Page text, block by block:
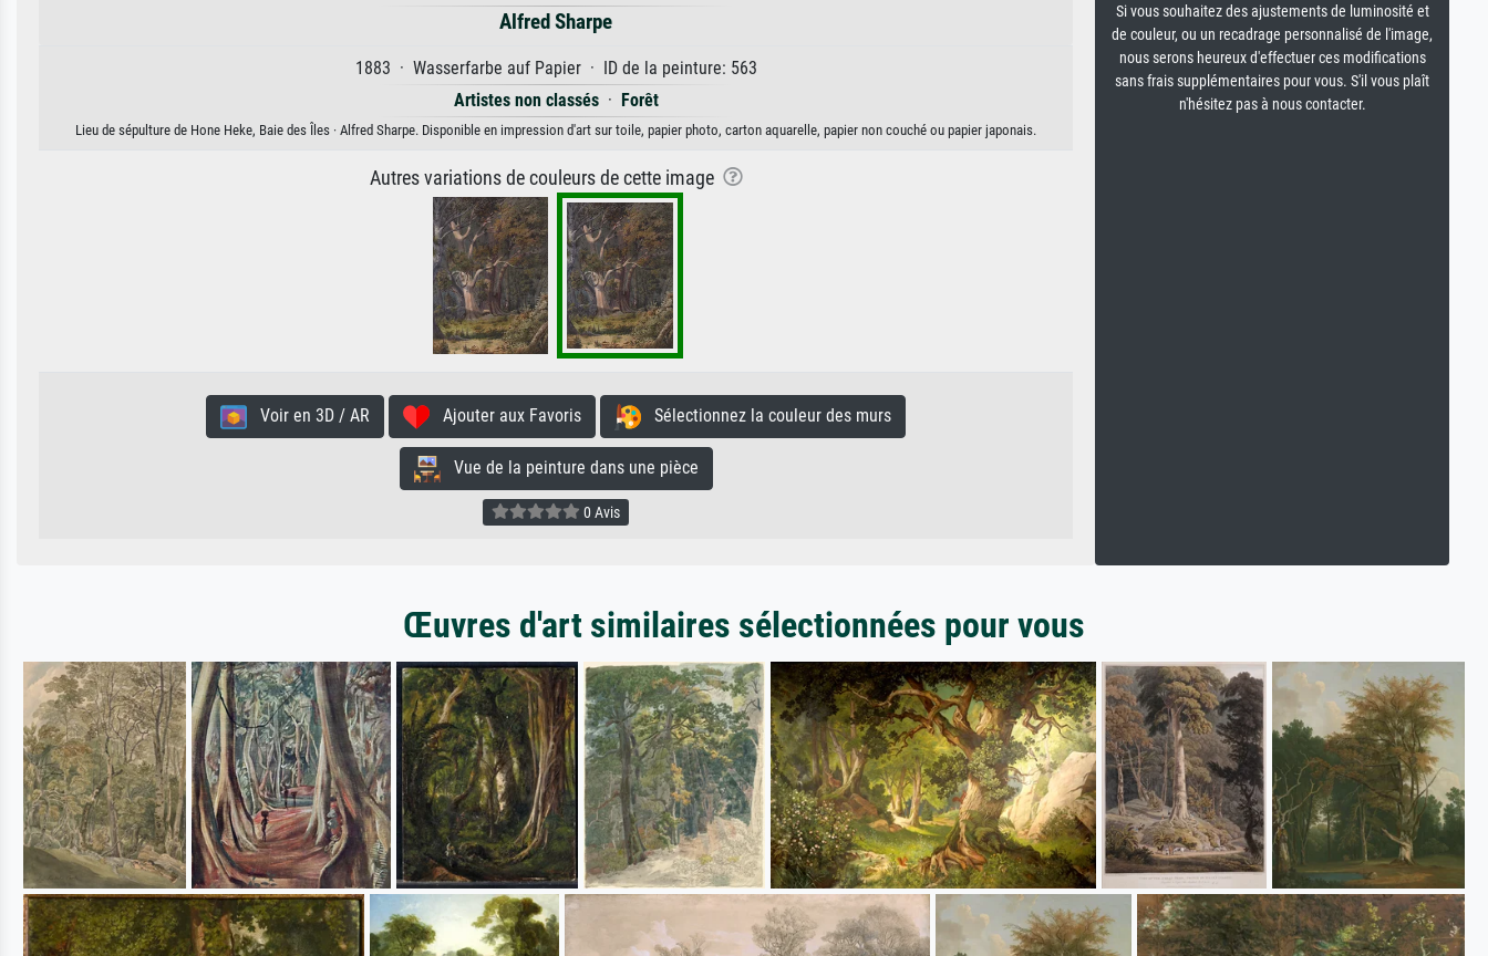
Alfred Sharpe
1883 · Wasserfarbe auf Papier · ID de la peinture: 563
Artistes non classés· Forêt
Lieu de sépulture de Hone Heke, Baie des Îles · Alfred Sharpe. Disponible en impression d'art sur toile, papier photo, carton aquarelle, papier non couché ou papier japonais.
Autres variations de couleurs de cette image
Voir en 3D / AR Ajouter aux Favoris Sélectionnez la couleur des murs
Vue de la peinture dans une pièce
0 Avis
Si vous souhaitez des ajustements de luminosité et
de couleur, ou un recadrage personnalisé de l'image,
nous serons heureux d'effectuer ces modifications
sans frais supplémentaires pour vous. S'il vous plaît
n'hésitez pas à nous contacter.
Œuvres d'art similaires sélectionnées pour vous